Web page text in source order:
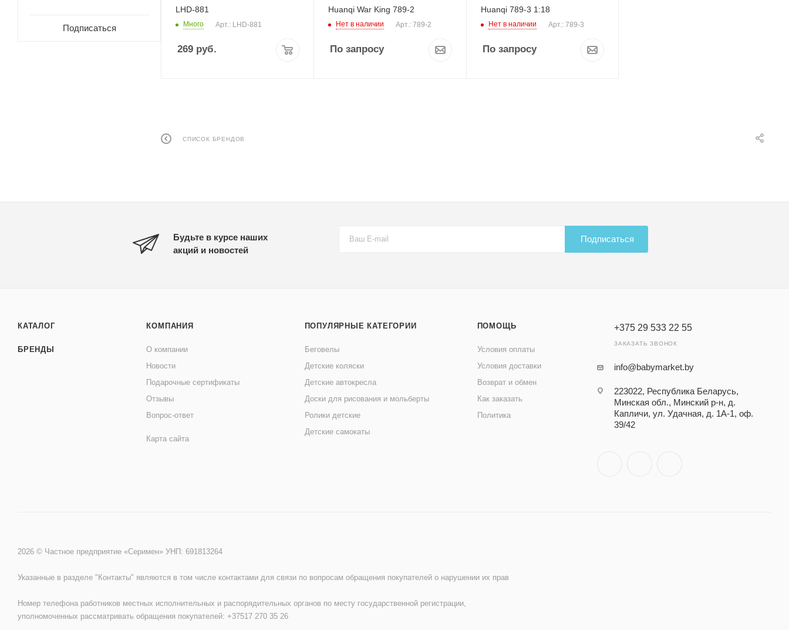
LHD-881
Много Арт.: LHD-881
269 руб.
Huanqi War King 789-2
Нет в наличии Арт.: 789-2
По запросу
Huanqi 789-3 1:18
Нет в наличии Арт.: 789-3
По запросу
СПИСОК БРЕНДОВ
Подписаться
Будьте в курсе наших
акций и новостей
Подписаться
КАТАЛОГ
БРЕНДЫ
КОМПАНИЯ
О компании
Новости
Подарочные сертификаты
Отзывы
Вопрос-ответ
Карта сайта
ПОПУЛЯРНЫЕ КАТЕГОРИИ
Беговелы
Детские коляски
Детские автокресла
Доски для рисования и мольберты
Ролики детские
Детские самокаты
ПОМОЩЬ
Условия оплаты
Условия доставки
Возврат и обмен
Как заказать
Политика
+375 29 533 22 55
ЗАКАЗАТЬ ЗВОНОК
info@babymarket.by
223022, Республика Беларусь,
Минская обл., Минский р-н, д.
Капличи, ул. Удачная, д. 1А-1, оф.
39/42
2026 © Частное предприятие «Серимен» УНП: 691813264
Указанные в разделе "Контакты" являются в том числе контактами для связи по вопросам обращения покупателей о нарушении их прав
Номер телефона работников местных исполнительных и распорядительных органов по месту государственной регистрации,
уполномоченных рассматривать обращения покупателей: +37517 270 35 26